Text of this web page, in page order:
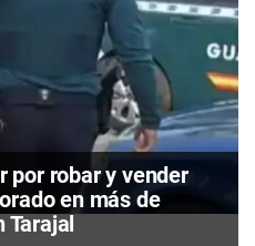
por robar y vender
en más de
Tarajal